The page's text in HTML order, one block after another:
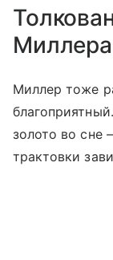
Миллера
Миллер тоже
золото во сне
трактовки